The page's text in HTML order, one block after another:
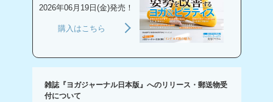
2026年06月19日(金)発売！
購入はこちら
雑誌『ヨガジャーナル日本版』へのリリース・郵送物受
付について